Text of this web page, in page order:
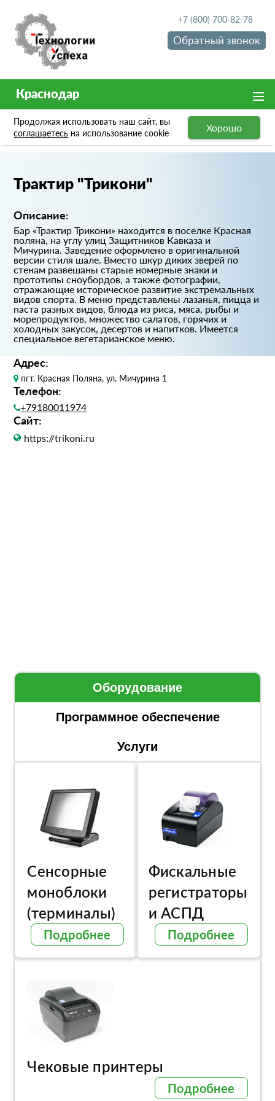
+7 (800) 700-82-78
Обратный звонок
Краснодар
Продолжая использовать наш сайт, вы
соглашаетесь на использование cookie Хорошо
Портфолио Трактир "Трикони"
Трактир "Трикони"
Описание:
Бар «Трактир Трикони» находится в поселке Красная
поляна, на углу улиц Защитников Кавказа и
Мичурина. Заведение оформлено в оригинальной
версии стиля шале. Вместо шкур диких зверей по
стенам развешаны старые номерные знаки и
прототипы сноубордов, а также фотографии,
отражающие историческое развитие экстремальных
видов спорта. В меню представлены лазанья, пицца и
паста разных видов, блюда из риса, мяса, рыбы и
морепродуктов, множество салатов, горячих и
холодных закусок, десертов и напитков. Имеется
специальное вегетарианское меню.
Адрес:
пгт. Красная Поляна, ул. Мичурина 1
Телефон:
+79180011974
Сайт:
https://trikoni.ru
Оборудование
Программное обеспечение
Услуги
Сенсорные
моноблоки
(терминалы)
Подробнее
Фискальные
регистраторы
и АСПД
Подробнее
Чековые принтеры
Подробнее